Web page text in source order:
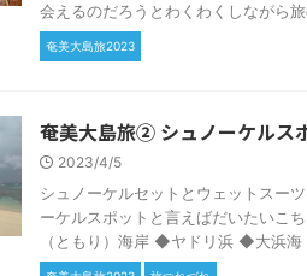
会えるのだろうとわくわくしながら
奄美大島旅2023
奄美大島旅② シュノーケルス
2023/4/5
シュノーケルセットとウェットスー
ーケルスポットと言えばだいたいこ
（ともり）海岸 ◆ヤドリ浜 ◆大浜海